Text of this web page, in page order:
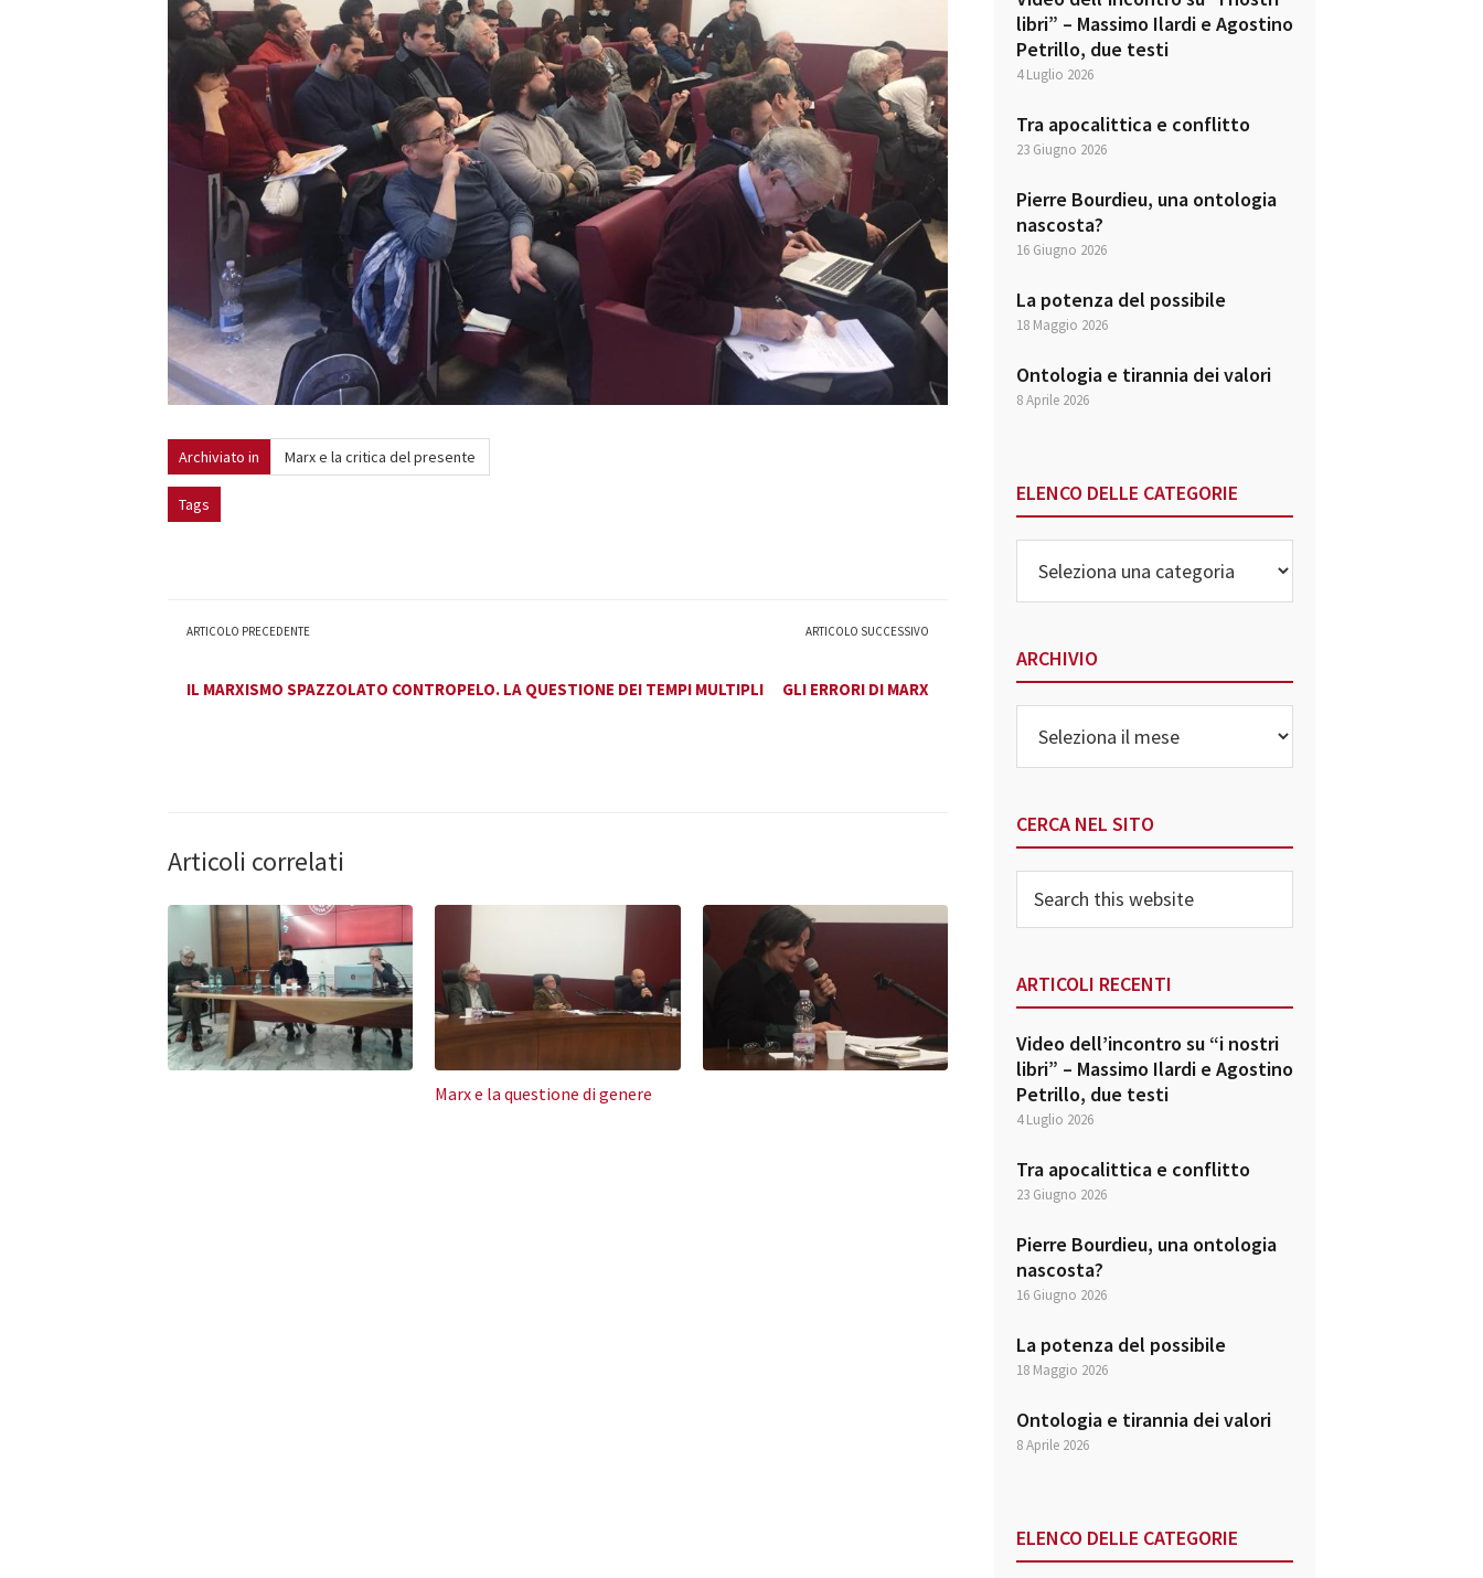
Archiviato in Marx e la critica del presente
Tags
ARTICOLO PRECEDENTE
IL MARXISMO SPAZZOLATO CONTROPELO. LA QUESTIONE DEI TEMPI MULTIPLI
ARTICOLO SUCCESSIVO
GLI ERRORI DI MARX
Articoli correlati
Marx e la questione di genere
libri” – Massimo Ilardi e Agostino
Petrillo, due testi
4 Luglio 2026
Tra apocalittica e conflitto
23 Giugno 2026
Pierre Bourdieu, una ontologia
nascosta?
16 Giugno 2026
La potenza del possibile
18 Maggio 2026
Ontologia e tirannia dei valori
8 Aprile 2026
ELENCO DELLE CATEGORIE
delle
Categorie
ARCHIVIO
CERCA NEL SITO
this
ARTICOLI RECENTI
Video dell’incontro su “i nostri
libri” – Massimo Ilardi e Agostino
Petrillo, due testi
4 Luglio 2026
Tra apocalittica e conflitto
23 Giugno 2026
Pierre Bourdieu, una ontologia
nascosta?
16 Giugno 2026
La potenza del possibile
18 Maggio 2026
Ontologia e tirannia dei valori
8 Aprile 2026
ELENCO DELLE CATEGORIE